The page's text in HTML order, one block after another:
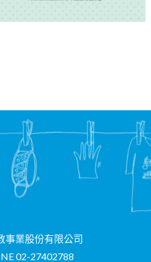
事業股份有限公司
02-27402788